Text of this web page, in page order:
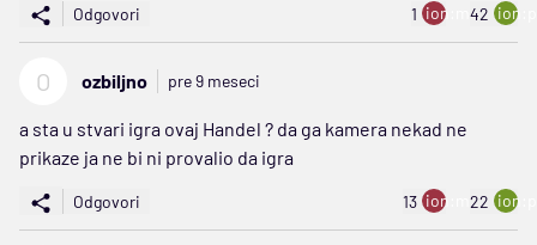
Odgovori 1 ion:minus
42
O ozbiljno pre 9 meseci
a sta u stvari igra ovaj Handel ? da ga kamera nekad ne
prikaze ja ne bi ni provalio da igra
Odgovori 13 ion:minus
22